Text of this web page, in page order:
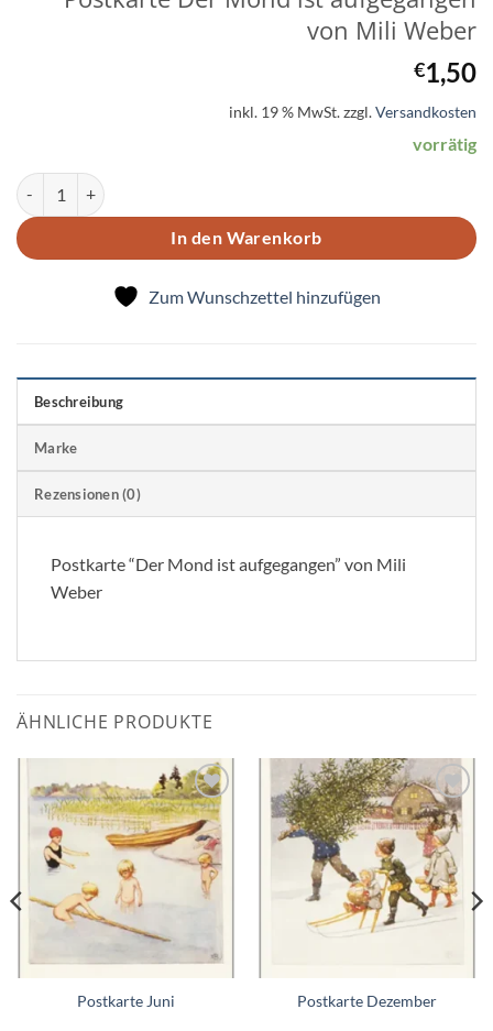
von Mili Weber
€1,50
inkl. 19 % MwSt.zzgl.Versandkosten
vorrätig
Postkarte Der Mond ist aufgegangen von Mili Weber Menge
In den Warenkorb
Zum Wunschzettel hinzufügen
Beschreibung
Marke
Rezensionen (0)
Postkarte “Der Mond ist aufgegangen” von Mili
Weber
ÄHNLICHE PRODUKTE
Zum
Wunschzettel
hinzufügen
Postkarte Juni
Zum
Wunschzettel
hinzufügen
Postkarte Dezember